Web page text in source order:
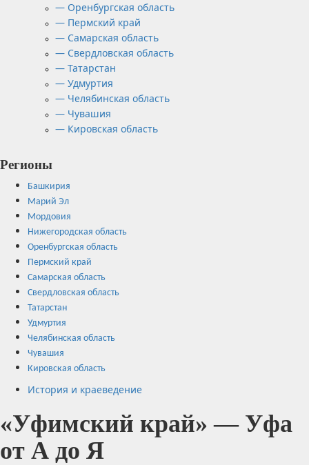
— Оренбургская область
— Пермский край
— Самарская область
— Свердловская область
— Татарстан
— Удмуртия
— Челябинская область
— Чувашия
— Кировская область
Регионы
Башкирия
Марий Эл
Мордовия
Нижегородская область
Оренбургская область
Пермский край
Самарская область
Свердловская область
Татарстан
Удмуртия
Челябинская область
Чувашия
Кировская область
История и краеведение
«Уфимский край» — Уфа
от А до Я